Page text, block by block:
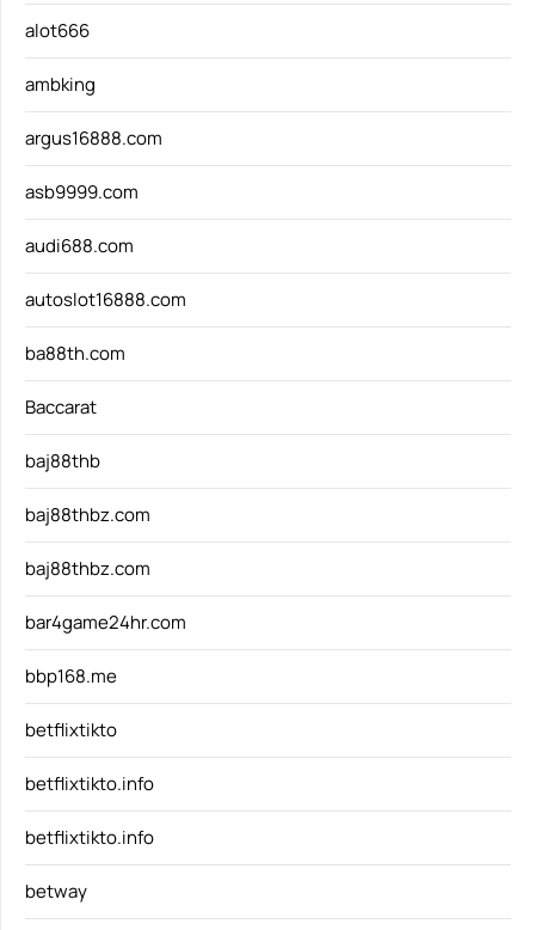
alot666
ambking
argus16888.com
asb9999.com
audi688.com
autoslot16888.com
ba88th.com
Baccarat
baj88thb
baj88thbz.com
baj88thbz.com
bar4game24hr.com
bbp168.me
betflixtikto
betflixtikto.info
betflixtikto.info
betway